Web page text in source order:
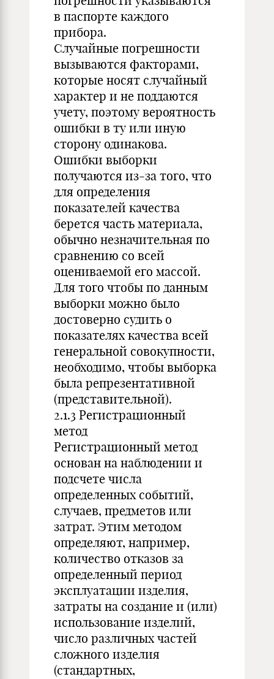
в паспорте каждого
прибора.
Случайные погрешности
вызываются факторами,
которые носят случайный
характер и не поддаются
учету, поэтому вероятность
ошибки в ту или иную
сторону одинакова.
Ошибки выборки
получаются из-за того, что
для определения
показателей качества
берется часть материала,
обычно незначительная по
сравнению со всей
оцениваемой его массой.
Для того чтобы по данным
выборки можно было
достоверно судить о
показателях качества всей
генеральной совокупности,
необходимо, чтобы выборка
была репрезентативной
(представительной).
2.1.3 Регистрационный
метод
Регистрационный метод
основан на наблюдении и
подсчете числа
определенных событий,
случаев, предметов или
затрат. Этим методом
определяют, например,
количество отказов за
определенный период
эксплуатации изделия,
затраты на создание и (или)
использование изделий,
число различных частей
сложного изделия
(стандартных,